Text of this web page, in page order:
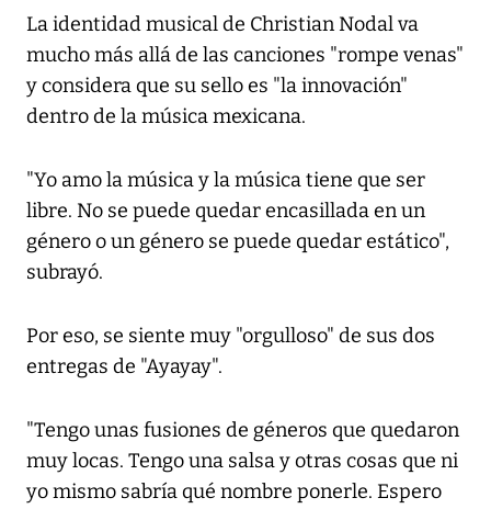
La identidad musical de Christian Nodal va
mucho más allá de las canciones "rompe venas"
y considera que su sello es "la innovación"
dentro de la música mexicana.
"Yo amo la música y la música tiene que ser
libre. No se puede quedar encasillada en un
género o un género se puede quedar estático",
subrayó.
Por eso, se siente muy "orgulloso" de sus dos
entregas de "Ayayay".
"Tengo unas fusiones de géneros que quedaron
muy locas. Tengo una salsa y otras cosas que ni
yo mismo sabría qué nombre ponerle. Espero